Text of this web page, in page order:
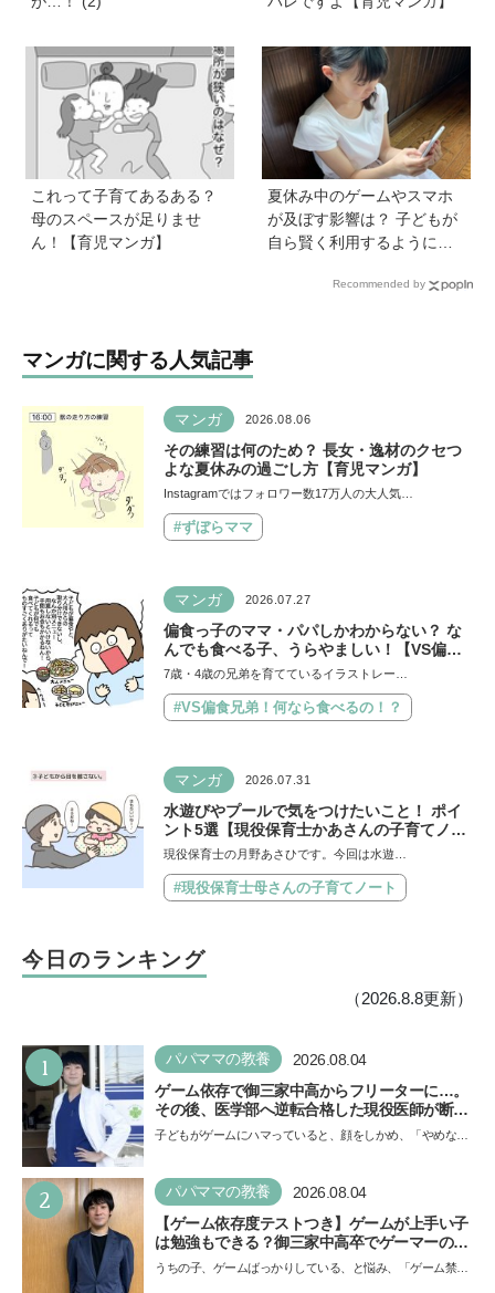
これって子育てあるある？
母のスペースが足りませ
ん！【育児マンガ】
夏休み中のゲームやスマホ
が及ぼす影響は？ 子どもが
自ら賢く利用するようにな
の専門家・井上顕滋先生が
Recommended by
マンガに関する人気記事
マンガ 2026.08.06
その練習は何のため？ 長女・逸材のクセつ
よな夏休みの過ごし方【育児マンガ】
Instagramではフォロワー数17万人の大人気…
#ずぼらママ
マンガ 2026.07.27
偏食っ子のママ・パパしかわからない？ な
んでも食べる子、うらやましい！【VS偏食
兄弟！ 何なら食べるの！？】vol.54
7歳・4歳の兄弟を育てているイラストレー…
#VS偏食兄弟！何なら食べるの！？
マンガ 2026.07.31
水遊びやプールで気をつけたいこと！ ポイ
ント5選【現役保育士かあさんの子育てノー
ト】
現役保育士の月野あさひです。今回は水遊…
#現役保育士母さんの子育てノート
今日のランキング
（2026.8.8更新）
1 パパママの教養 2026.08.04
ゲーム依存で御三家中高からフリーターに…。
その後、医学部へ逆転合格した現役医師が断言
「ゲームの経験が受験勉強に役立った」そう考
子どもがゲームにハマっていると、顔をしかめ、「やめなさ
い…
2 パパママの教養 2026.08.04
【ゲーム依存度テストつき】ゲームが上手い子
は勉強もできる？御三家中高卒でゲーマーの医
師・阿部智史さんが教えるゲームしながら受験
うちの子、ゲームばっかりしている、と悩み、「ゲーム禁